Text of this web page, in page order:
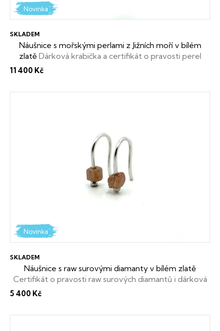
d
u
t
ů
Novinka
Náušnice s mořskými perlami z Jižních moří v bílém
zlatě Dárková krabička a certifikát o pravosti perel
SKLADEM
11 400 Kč
Novinka
Náušnice s raw surovými diamanty v bílém zlatě
Certifikát o pravosti raw surových diamantů i dárková
SKLADEM
5 400 Kč